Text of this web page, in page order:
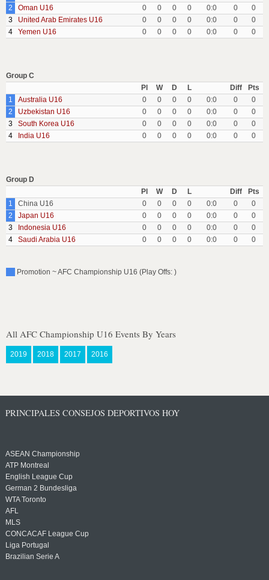
2 Oman U16 0 0 0 0 0:0 0
0
3
United Arab Emirates U16 0 0 0 0 0:0 0
0
4
Yemen U16 0 0 0 0 0:0 0 0
Group C
Pl
W D L Diff
Pts
1
Australia U16 0 0 0 0 0:0 0
0
2
Uzbekistan U16 0 0 0 0 0:0 0
0
3
South Korea U16 0 0 0 0 0:0 0
0
4
India U16 0 0 0 0 0:0 0 0
Group D
Pl
W D L Diff
Pts
1
China U16 0 0 0 0 0:0 0
0
2
Japan U16 0 0 0 0 0:0 0
0
3
Indonesia U16 0 0 0 0 0:0 0
0
4
Saudi Arabia U16 0 0 0 0 0:0 0 0
Promotion ~ AFC Championship U16 (Play Offs: )
All AFC Championship U16 Events By Years
2019 2018 2017 2016
PRINCIPALES CONSEJOS DEPORTIVOS HOY
ASEAN Championship
ATP Montreal
English League Cup
German 2 Bundesliga
WTA Toronto
AFL
MLS
CONCACAF League Cup
Liga Portugal
Brazilian Serie A